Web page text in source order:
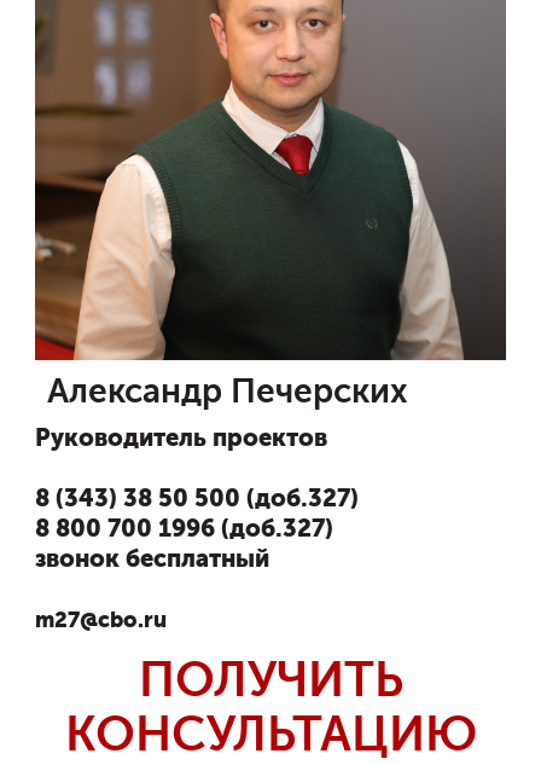
ПОЛУЧИТЬ
КОНСУЛЬТАЦИЮ
Александр Печерских
Руководитель проектов
8 (343) 38 50 500 (доб.327)
8 800 700 1996 (доб.327)
звонок бесплатный
m27@cbo.ru